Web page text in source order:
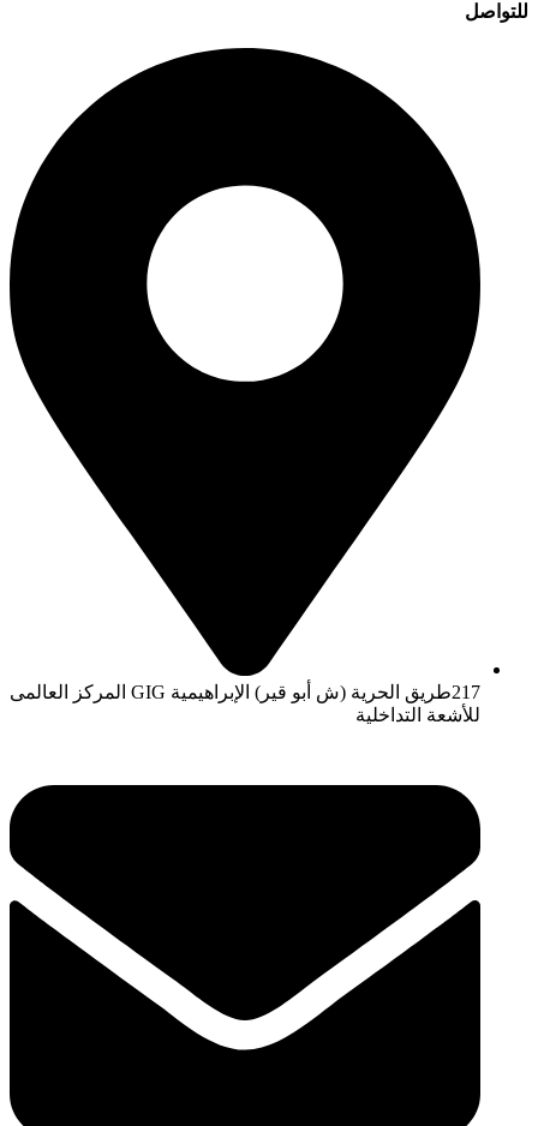
للتواصل
217طريق الحرية (ش أبو قير) الإبراهيمية GIG المركز العالمى
للأشعة التداخلية